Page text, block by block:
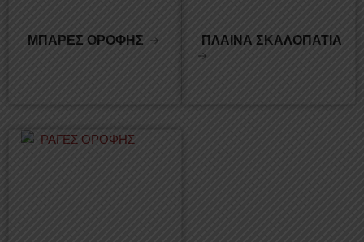
ΜΠΑΡΕΣ ΟΡΟΦΗΣ ΠΛΑΙΝΑ ΣΚΑΛΟΠΑΤΙΑ